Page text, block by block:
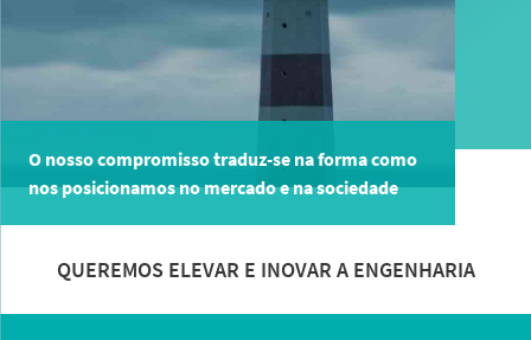
O nosso compromisso traduz-se na forma como
nos posicionamos no mercado e na sociedade
QUEREMOS ELEVAR E INOVAR A ENGENHARIA